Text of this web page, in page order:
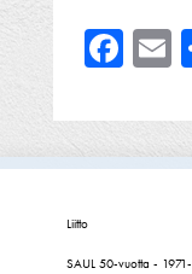
Liitto
SAUL 50-vuotta -